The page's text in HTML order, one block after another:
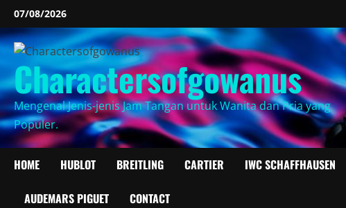
Skip
to
content
07/08/2026
Charactersofgowanus
Mengenal Jenis-jenis Jam Tangan untuk Wanita dan Pria yang
Populer.
HOME HUBLOT BREITLING CARTIER IWC SCHAFFHAUSEN
AUDEMARS PIGUET CONTACT